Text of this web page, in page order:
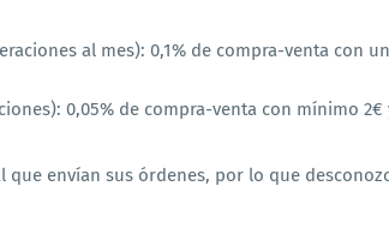
al mes): 0,1% de compra-venta con
0,05% de compra-venta con mínimo 2€
que envían sus órdenes, por lo que